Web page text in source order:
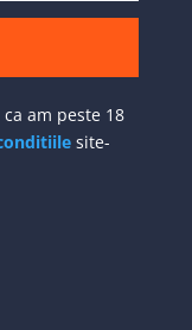
am peste 18
site-